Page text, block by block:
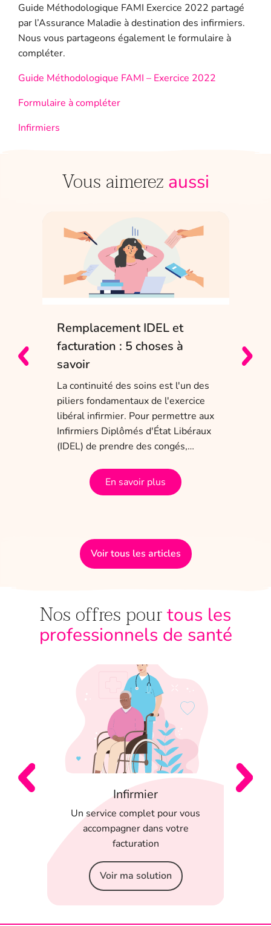
Guide Méthodologique FAMI Exercice 2022 partagé
par l’Assurance Maladie à destination des infirmiers.
Nous vous partageons également le formulaire à
compléter.
Guide Méthodologique FAMI – Exercice 2022
Formulaire à compléter
Infirmiers
Vous aimerez aussi
Remplacement IDEL et
facturation : 5 choses à
savoir
La continuité des soins est l'un des
piliers fondamentaux de l'exercice
libéral infirmier. Pour permettre aux
Infirmiers Diplômés d'État Libéraux
(IDEL) de prendre des congés,…
En savoir plus
Voir tous les articles
Nos offres pourtous les
professionnels de santé
Infirmier
Un service complet pour vous
accompagner dans votre
facturation
Voir ma solution